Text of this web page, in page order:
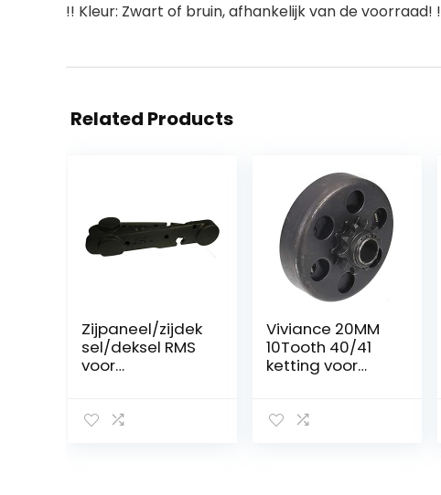
!! Kleur: Zwart of bruin, afhankelijk van de voorraad! !
Related Products
Zijpaneel/zijdek
sel/deksel RMS
voor
Speed Ref.
Viviance 20MM
10Tooth 40/41
ketting voor
Centrifugaalkop